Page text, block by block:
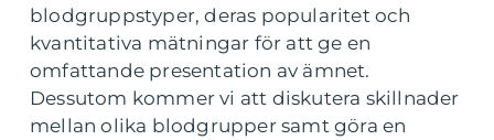
blodgruppstyper, deras popularitet och
kvantitativa mätningar för att ge en
omfattande presentation av ämnet.
Dessutom kommer vi att diskutera skillnader
mellan olika blodgrupper samt göra en